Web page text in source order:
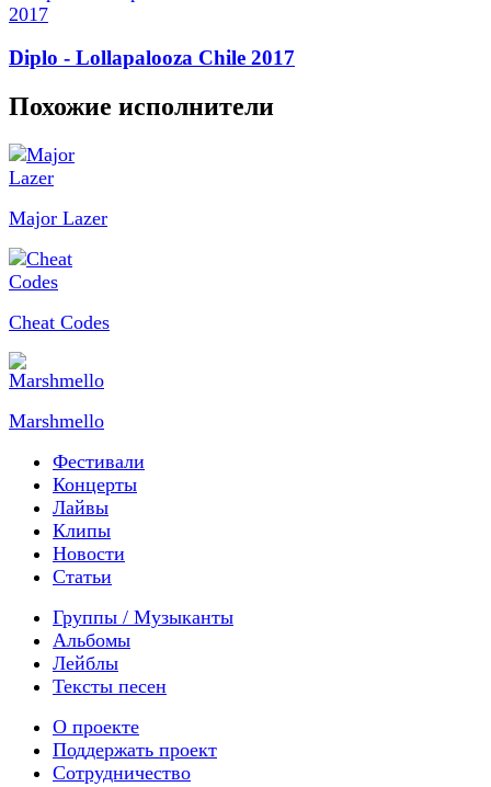
Diplo - Lollapalooza Chile 2017
Похожие исполнители
Major Lazer
Cheat Codes
Marshmello
Фестивали
Концерты
Лайвы
Клипы
Новости
Статьи
Группы / Музыканты
Альбомы
Лейблы
Тексты песен
О проекте
Поддержать проект
Сотрудничество